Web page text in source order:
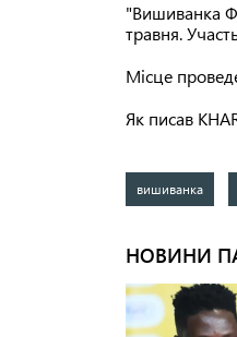
"Вишиванка
травня.
Місце
Як писав
вишиванка